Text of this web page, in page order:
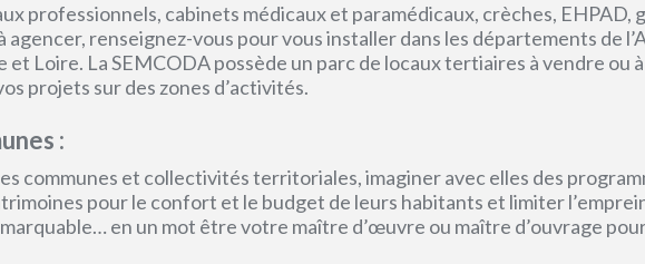
professionnels, cabinets médicaux et paramédicaux, crèches,
renseignez-vous pour vous installer dans les départements de
et Loire. La SEMCODA possède un parc de locaux tertiaires à vendre ou
projets sur des zones d’activités.
:
communes et collectivités territoriales, imaginer avec elles des
pour le confort et le budget de leurs habitants et limiter
en un mot être votre maître d’œuvre ou maître d’ouvrage